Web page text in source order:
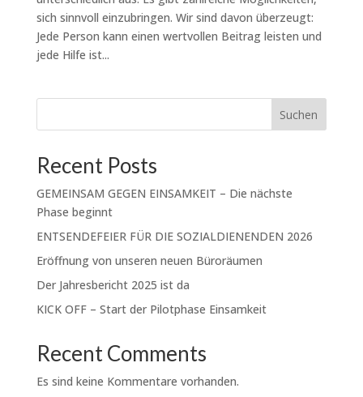
sich sinnvoll einzubringen. Wir sind davon überzeugt:
Jede Person kann einen wertvollen Beitrag leisten und
jede Hilfe ist...
Suchen
Recent Posts
GEMEINSAM GEGEN EINSAMKEIT – Die nächste
Phase beginnt
ENTSENDEFEIER FÜR DIE SOZIALDIENENDEN 2026
Eröffnung von unseren neuen Büroräumen
Der Jahresbericht 2025 ist da
KICK OFF – Start der Pilotphase Einsamkeit
Recent Comments
Es sind keine Kommentare vorhanden.